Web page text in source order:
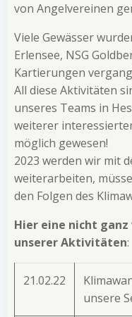
von Angelvereinen
Viele Gewässer
Erlensee, NSG
Kartierungen
All diese Aktivitäten
unseres Teams in
weiterer
möglich gewesen!
2023 werden wir mit
weiterarbeiten,
den Folgen des
Hier eine nicht
unserer Aktivitäten:
21.02.22
unsere